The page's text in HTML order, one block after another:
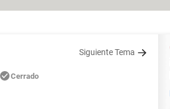
Siguiente Tema
Cerrado